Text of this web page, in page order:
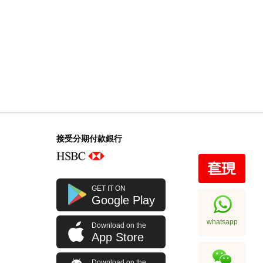
接受分期付款銀行
GET IT ON
Google Play
Download on the
App Store
whatsapp